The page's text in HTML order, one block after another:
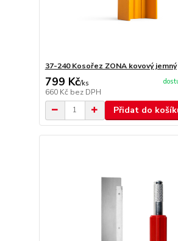
37-240 Kosořez ZONA kovový jemný
799 Kč/ks
660 Kč bez DPH
Přidat do